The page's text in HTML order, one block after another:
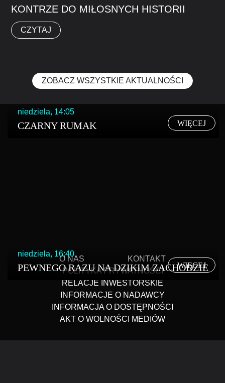
niedziela, 14:05
CZARNY RUMAK WIĘCEJ
niedziela, 16:40
PEWNEGO RAZU NA DZIKIM ZACHODZIE
WIĘCEJ
KONTRZE DO MIŁOSNYCH HISTORII
CZYTAJ
ZOBACZ WSZYSTKIE AKTUALNOŚCI
O NAS
KONTAKT
POLITYKA PRYWATNOŚCI
RELACJE INWESTORSKIE
INFORMACJE O NADAWCY
INFORMACJA O DOSTĘPNOŚCI
AKT O WOLNOŚCI MEDIÓW